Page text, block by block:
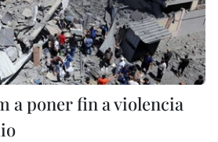
a poner fin a violencia